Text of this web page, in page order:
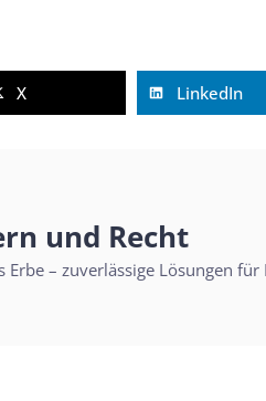
X LinkedIn
und Recht
Erbe – zuverlässige Lösungen für